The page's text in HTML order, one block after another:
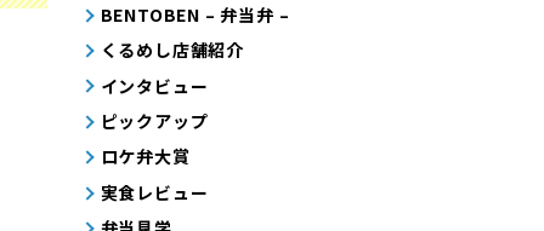
BENTOBEN – 弁当弁 –
くるめし店舗紹介
インタビュー
ピックアップ
ロケ弁大賞
実食レビュー